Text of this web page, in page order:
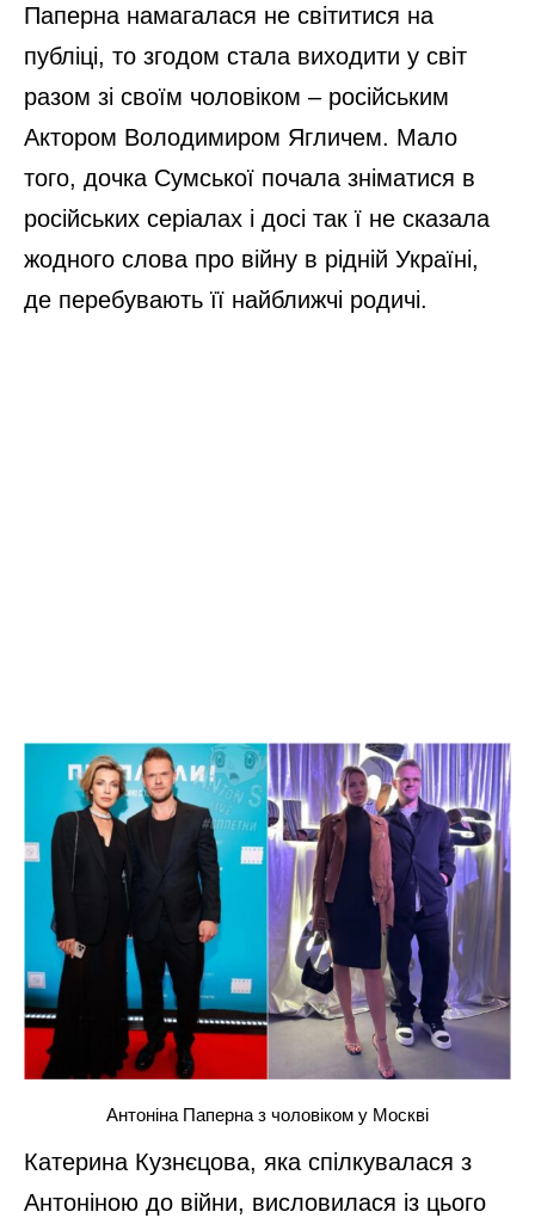
Паперна намагалася не світитися на
публіці, то згодом стала виходити у світ
разом зі своїм чоловіком – російським
Актором Володимиром Ягличем. Мало
того, дочка Сумської почала зніматися в
російських серіалах і досі так ї не сказала
жодного слова про війну в рідній Україні,
де перебувають її найближчі родичі.
Антоніна Паперна з чоловіком у Москві
Катерина Кузнєцова, яка спілкувалася з
Антоніною до війни, висловилася із цього